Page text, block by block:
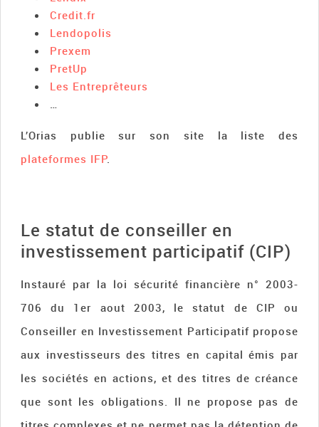
Credit.fr
Lendopolis
Prexem
PretUp
Les Entreprêteurs
L’Orias publie sur son site la liste des
plateformes IFP.
Le statut de conseiller en
investissement participatif (CIP)
Instauré par la loi sécurité financière n° 2003-
706 du 1er aout 2003, le statut de CIP ou
Conseiller en Investissement Participatif propose
aux investisseurs des titres en capital émis par
les sociétés en actions, et des titres de créance
que sont les obligations. Il ne propose pas de